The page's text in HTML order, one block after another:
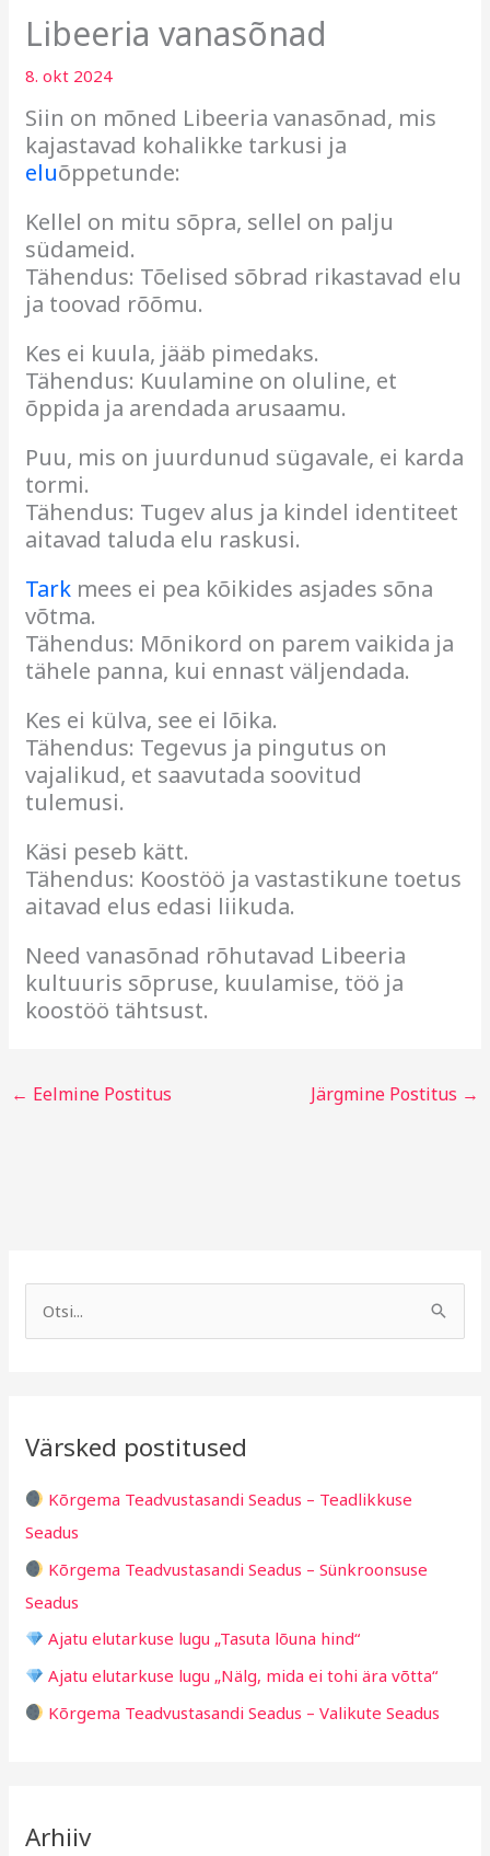
Libeeria vanasõnad
8. okt 2024
Siin on mõned Libeeria vanasõnad, mis
kajastavad kohalikke tarkusi ja
eluõppetunde:
Kellel on mitu sõpra, sellel on palju
südameid.
Tähendus: Tõelised sõbrad rikastavad elu
ja toovad rõõmu.
Kes ei kuula, jääb pimedaks.
Tähendus: Kuulamine on oluline, et
õppida ja arendada arusaamu.
Puu, mis on juurdunud sügavale, ei karda
tormi.
Tähendus: Tugev alus ja kindel identiteet
aitavad taluda elu raskusi.
Tark mees ei pea kõikides asjades sõna
võtma.
Tähendus: Mõnikord on parem vaikida ja
tähele panna, kui ennast väljendada.
Kes ei külva, see ei lõika.
Tähendus: Tegevus ja pingutus on
vajalikud, et saavutada soovitud
tulemusi.
Käsi peseb kätt.
Tähendus: Koostöö ja vastastikune toetus
aitavad elus edasi liikuda.
Need vanasõnad rõhutavad Libeeria
kultuuris sõpruse, kuulamise, töö ja
koostöö tähtsust.
← Eelmine Postitus Järgmine Postitus →
c
f
o
r
:
Värsked postitused
Kõrgema Teadvustasandi Seadus – Teadlikkuse
Seadus
Kõrgema Teadvustasandi Seadus – Sünkroonsuse
Seadus
Ajatu elutarkuse lugu „Tasuta lõuna hind“
Ajatu elutarkuse lugu „Nälg, mida ei tohi ära võtta“
Kõrgema Teadvustasandi Seadus – Valikute Seadus
Arhiiv
g
i
d